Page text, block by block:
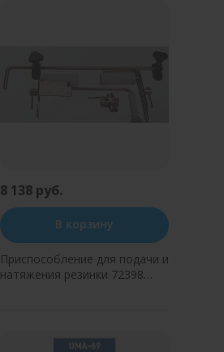
8 138 руб.
В корзину
Приспособление для подачи и
натяжения резинки 72398